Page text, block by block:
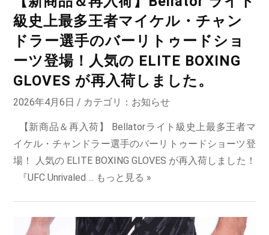
級史上最多王者マイケル・チャン
ドラー選手のバーリトゥードショ
ーツ登場！人気の ELITE BOXING
GLOVES が再入荷しました。
2026年4月6日 / カテゴリ： お知らせ
【新商品＆再入荷】 Bellatorライト級史上最多王者マ
イケル・チャンドラー選手のバーリトゥードショーツ登
場！ 人気の ELITE BOXING GLOVES が再入荷しました！
『UFC Unrivaled ... もっと見る »